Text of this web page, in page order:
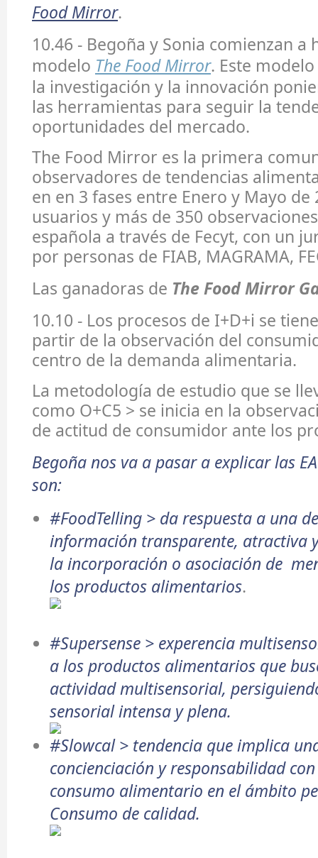
Food Mirror.
10.46 - Begoña y Sonia comienzan a
modelo The Food Mirror. Este
la investigación y la innovación
las herramientas para seguir la
oportunidades del mercado.
The Food Mirror es la primera
observadores de tendencias
en en 3 fases entre Enero y Mayo de
usuarios y más de 350
española a través de Fecyt, con un
por personas de FIAB, MAGRAMA,
Las ganadoras de The Food Mirror
10.10 - Los procesos de I+D+i se
partir de la observación del
centro de la demanda alimentaria.
La metodología de estudio que se
como O+C5 > se inicia en la
de actitud de consumidor ante los
Begoña nos va a pasar a explicar las
son:
#FoodTelling > da respuesta a una
información transparente, atractiva
la incorporación o asociación de
los productos alimentarios.
#Supersense > experencia
a los productos alimentarios que
actividad multisensorial,
sensorial intensa y plena.
#Slowcal > tendencia que implica
concienciación y responsabilidad
consumo alimentario en el ámbito
Consumo de calidad.